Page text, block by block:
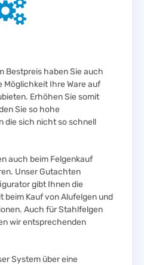
Bestpreis haben Sie auch
Ihre Ware auf
Erhöhen Sie somit
Sie so hohe
die sich nicht so schnell
auch beim Felgenkauf
Unser Gutachten
gibt Ihnen die
Kauf von Alufelgen und
Auch für Stahlfelgen
wir entsprechenden
System über eine